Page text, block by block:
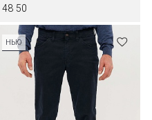
48 50
НЬЮ